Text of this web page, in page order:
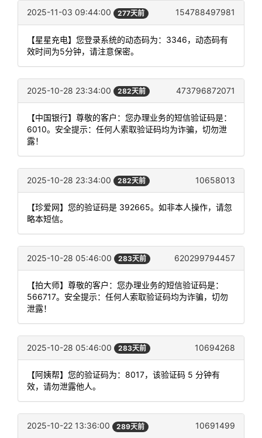
2025-11-03 09:44:00 277天前 154788497981
【星星充电】您登录系统的动态码为：3346，动态码有
效时间为5分钟，请注意保密。
2025-10-28 23:34:00 282天前 473796872071
【中国银行】尊敬的客户：您办理业务的短信验证码是：
6010。安全提示：任何人索取验证码均为诈骗，切勿泄
露！
2025-10-28 23:34:00 282天前 10658013
【珍爱网】您的验证码是 392665。如非本人操作，请忽
略本短信。
2025-10-28 05:46:00 283天前 620299794457
【拍大师】尊敬的客户：您办理业务的短信验证码是：
566717。安全提示：任何人索取验证码均为诈骗，切勿
泄露！
2025-10-28 05:46:00 283天前 10694268
【阿姨帮】您的验证码为：8017，该验证码 5 分钟有
效，请勿泄露他人。
2025-10-22 13:36:00 289天前 10691499